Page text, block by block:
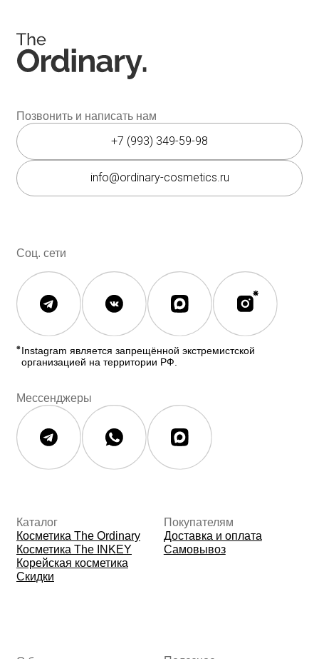
Публичная оферта
Политика конфиденциальности
Политика возврата и обмена
Контакты
Контакты
О нас
Покупателям
Доставка и оплата
Самовывоз
Каталог
Косметика The Ordinary
Косметика The INKEY
Корейская косметика
Скидки
ОГРНИП:
325508100410286